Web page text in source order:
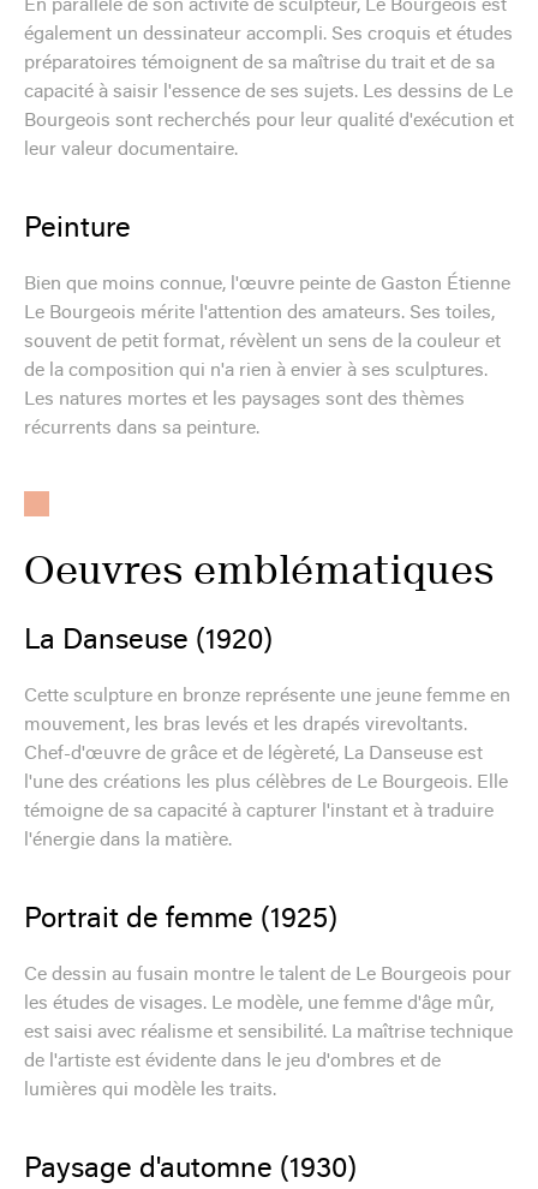
En parallèle de son activité de sculpteur, Le Bourgeois est
également un dessinateur accompli. Ses croquis et études
préparatoires témoignent de sa maîtrise du trait et de sa
capacité à saisir l'essence de ses sujets. Les dessins de Le
Bourgeois sont recherchés pour leur qualité d'exécution et
leur valeur documentaire.
Peinture
Bien que moins connue, l'œuvre peinte de Gaston Étienne
Le Bourgeois mérite l'attention des amateurs. Ses toiles,
souvent de petit format, révèlent un sens de la couleur et
de la composition qui n'a rien à envier à ses sculptures.
Les natures mortes et les paysages sont des thèmes
récurrents dans sa peinture.
Oeuvres emblématiques
La Danseuse (1920)
Cette sculpture en bronze représente une jeune femme en
mouvement, les bras levés et les drapés virevoltants.
Chef-d'œuvre de grâce et de légèreté, La Danseuse est
l'une des créations les plus célèbres de Le Bourgeois. Elle
témoigne de sa capacité à capturer l'instant et à traduire
l'énergie dans la matière.
Portrait de femme (1925)
Ce dessin au fusain montre le talent de Le Bourgeois pour
les études de visages. Le modèle, une femme d'âge mûr,
est saisi avec réalisme et sensibilité. La maîtrise technique
de l'artiste est évidente dans le jeu d'ombres et de
lumières qui modèle les traits.
Paysage d'automne (1930)